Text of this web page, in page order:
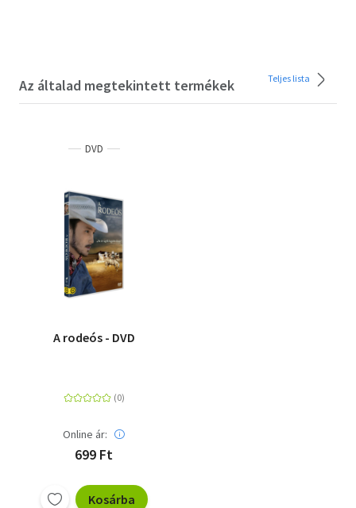
Az általad megtekintett termékek Teljes lista
DVD
A rodeós - DVD
Online ár:
699 Ft
Kosárba